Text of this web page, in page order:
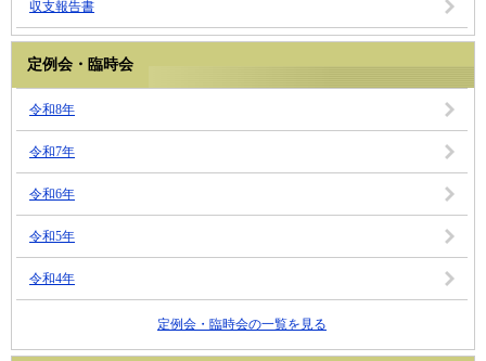
収支報告書
定例会・臨時会
令和8年
令和7年
令和6年
令和5年
令和4年
定例会・臨時会の一覧を見る